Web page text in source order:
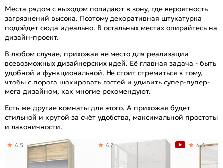
Места рядом с выходом попадают в зону, где вероятность
загрязнений высока. Поэтому декоративная штукатурка
подойдет сюда идеально. В остальных местах опирайтесь на
дизайн-проект.
В любом случае, прихожая не место для реализации
всевозможных дизайнерских идей. Её главная задача - быть
удобной и функциональной. Не стоит стремиться к тому,
чтобы с порога шокировать гостей и удивить супер-пупер-
мега дизайном, как многие рекомендуют.
Есть же другие комнаты для этого. А прихожая будет
стильной и крутой за счёт удобства, максимальной простоты
и лаконичности.
4,5 4,7 4,6